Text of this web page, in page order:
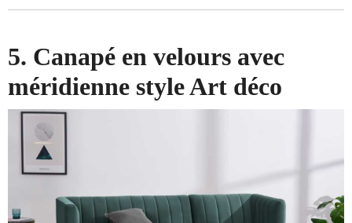
5. Canapé en velours avec
méridienne style Art déco